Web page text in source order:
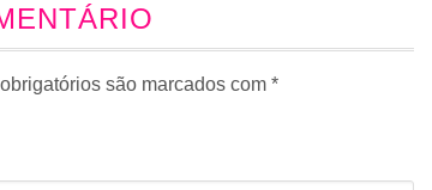
são marcados com *